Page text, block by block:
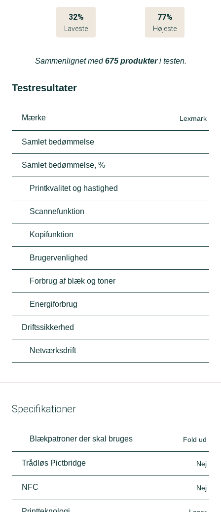
32%
Laveste
77%
Højeste
Sammenlignet med675 produkteri testen.
Testresultater
Mærke Lexmark
Samlet bedømmelse
Samlet bedømmelse, %
Printkvalitet og hastighed
Scannefunktion
Kopifunktion
Brugervenlighed
Forbrug af blæk og toner
Energiforbrug
Driftssikkerhed
Netværksdrift
Specifikationer
Blækpatroner der skal bruges Fold ud
Trådløs Pictbridge Nej
NFC Nej